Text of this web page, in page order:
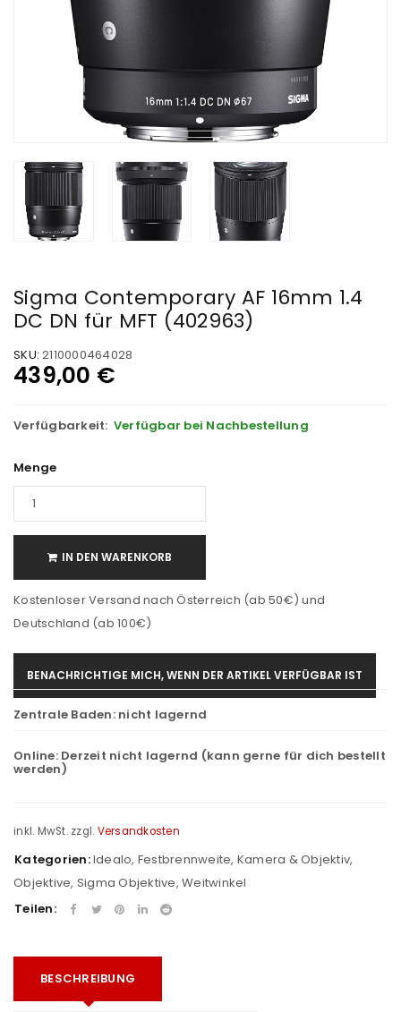
Sigma Contemporary AF 16mm 1.4
DC DN für MFT (402963)
SKU: 2110000464028
439,00 €
Verfügbarkeit: Verfügbar bei Nachbestellung
Menge
IN DEN WARENKORB
Kostenloser Versand nach Österreich (ab 50€) und
Deutschland (ab 100€)
BENACHRICHTIGE MICH, WENN DER ARTIKEL VERFÜGBAR IST
Zentrale Baden: nicht lagernd
Online: Derzeit nicht lagernd (kann gerne für dich bestellt
werden)
inkl. MwSt. zzgl. Versandkosten
Kategorien:Idealo, Festbrennweite, Kamera & Objektiv,
Objektive, Sigma Objektive, Weitwinkel
Teilen:
BESCHREIBUNG